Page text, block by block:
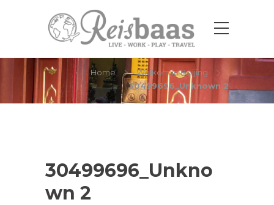
Home
Welkom in Beijing
30499696_Unknown 2
30499696_Unkno
wn 2